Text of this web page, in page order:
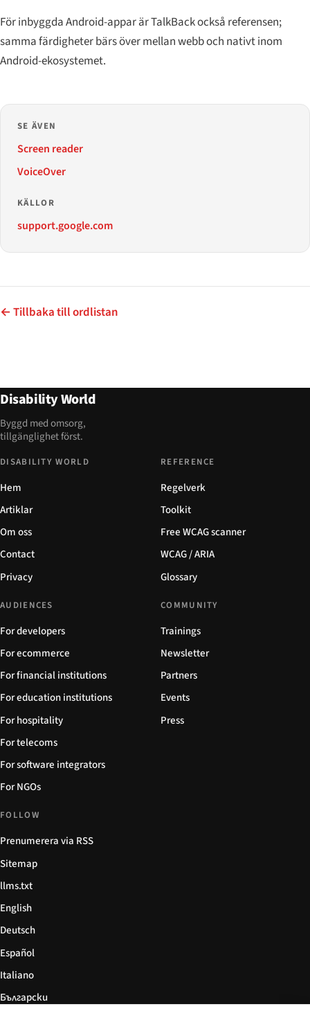
För inbyggda Android-appar är TalkBack också referensen;
samma färdigheter bärs över mellan webb och nativt inom
Android-ekosystemet.
SE ÄVEN
Screen reader
VoiceOver
KÄLLOR
support.google.com
← Tillbaka till ordlistan
Disability World
Byggd med omsorg,
tillgänglighet först.
DISABILITY WORLD
Hem
Artiklar
Om oss
Contact
Privacy
REFERENCE
Regelverk
Toolkit
Free WCAG scanner
WCAG / ARIA
Glossary
AUDIENCES
For developers
For ecommerce
For financial institutions
For education institutions
For hospitality
For telecoms
For software integrators
For NGOs
COMMUNITY
Trainings
Newsletter
Partners
Events
Press
FOLLOW
Prenumerera via RSS
Sitemap
llms.txt
English
Deutsch
Español
Italiano
Български